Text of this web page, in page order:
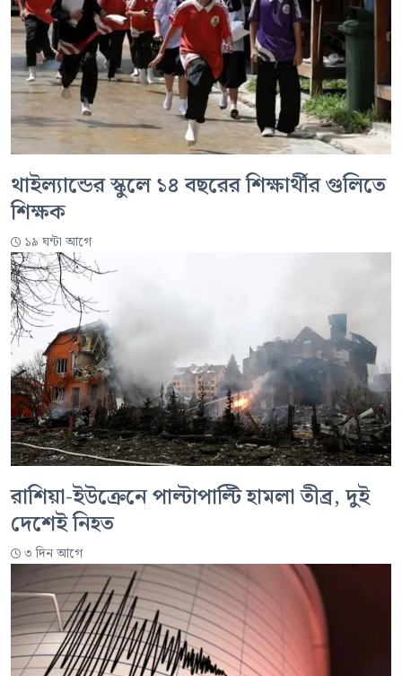
থাইল্যান্ডের স্কুলে ১৪ বছরের শিক্ষার্থীর গুলিতে
শিক্ষক
১৯ ঘন্টা আগে
রাশিয়া-ইউক্রেনে পাল্টাপাল্টি হামলা তীব্র, দুই
দেশেই নিহত
৩ দিন আগে